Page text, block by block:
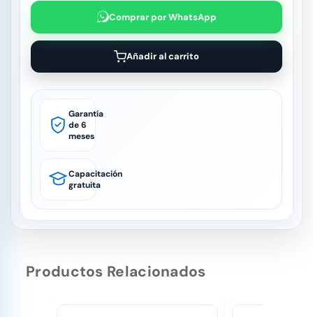
Comprar por WhatsApp
Añadir al carrito
Garantía
de 6
meses
Capacitación
gratuita
Productos Relacionados